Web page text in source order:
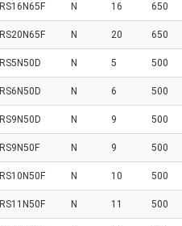
RS16N65F N 16 650
RS20N65F N 20 650
RS5N50D N 5 500
RS6N50D N 6 500
RS9N50D N 9 500
RS9N50F N 9 500
RS10N50F N 10 500
RS11N50F N 11 500